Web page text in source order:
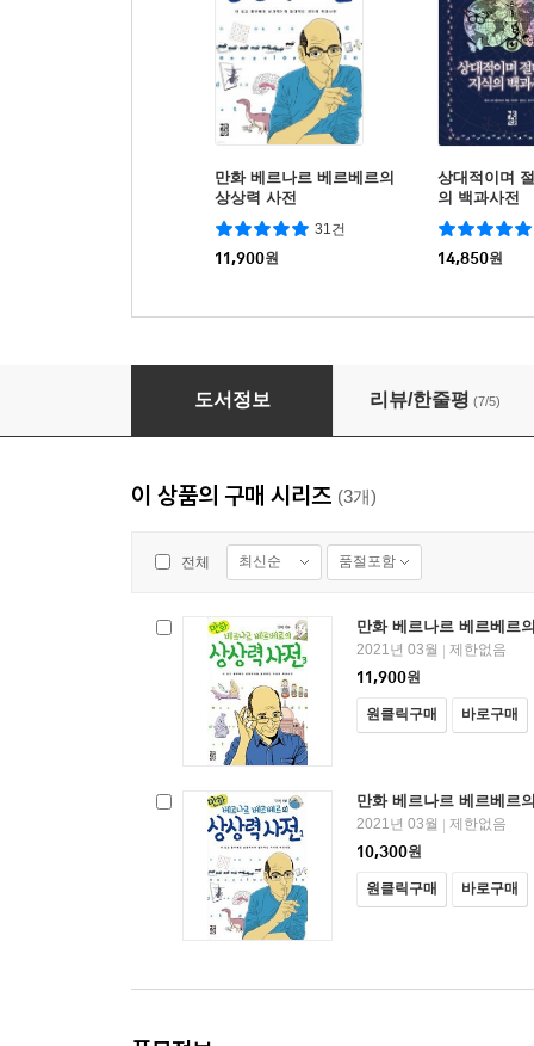
만화 베르나르 베르베르의
상상력 사전
31건
11,900원
상대적이며
의 백과사전
14,850원
만화 베르나르 베르베르의 상상력 사전 1
도서정보 리뷰/한줄평 (7/5)
이 상품의 구매 시리즈 (3개)
전체 최신순 품절포함
만화 베르나르 베르베르
2021년 03월 | 제한없음
11,900원
원클릭구매 바로구매
만화 베르나르 베르베르
2021년 03월 | 제한없음
10,300원
원클릭구매 바로구매